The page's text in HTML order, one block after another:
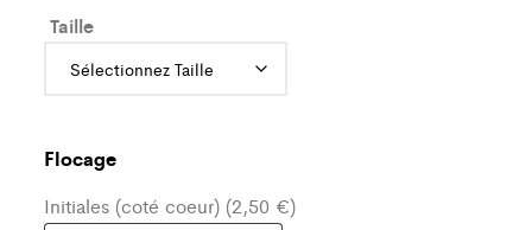
Taille
Flocage
Initiales (coté coeur) (2,50 €)